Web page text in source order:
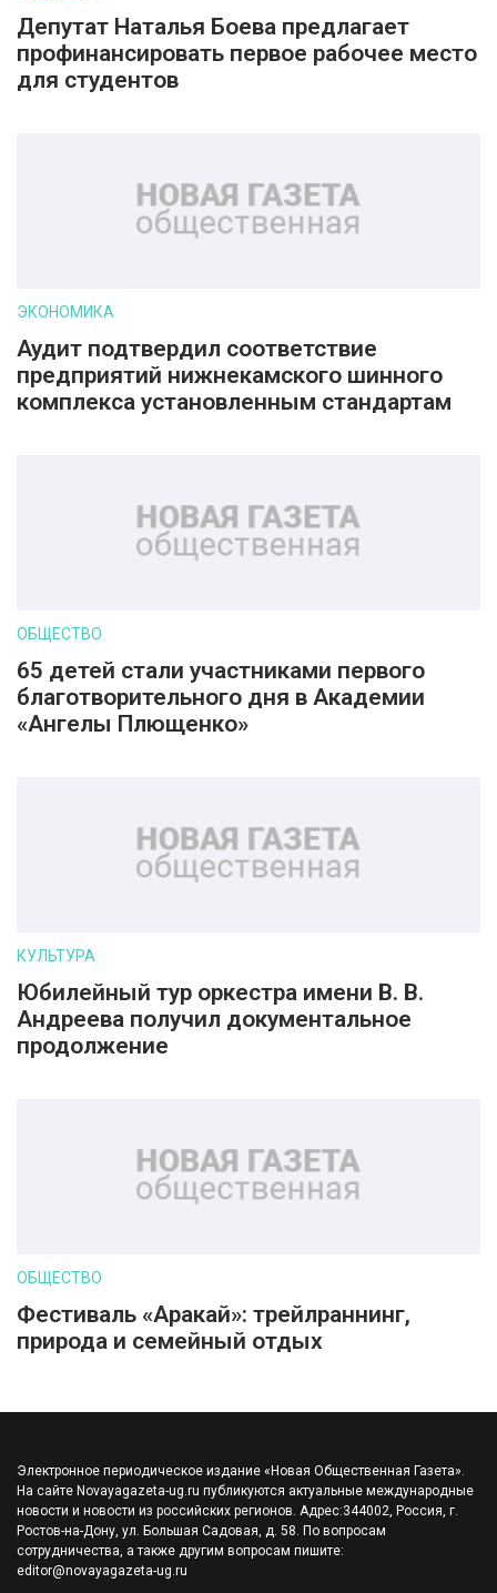
Депутат Наталья Боева предлагает
профинансировать первое рабочее место
для студентов
ЭКОНОМИКА
Аудит подтвердил соответствие
предприятий нижнекамского шинного
комплекса установленным стандартам
ОБЩЕСТВО
65 детей стали участниками первого
благотворительного дня в Академии
«Ангелы Плющенко»
КУЛЬТУРА
Юбилейный тур оркестра имени В. В.
Андреева получил документальное
продолжение
ОБЩЕСТВО
Фестиваль «Аракай»: трейлраннинг,
природа и семейный отдых
Электронное периодическое издание «Новая Общественная Газета».
На сайте Novayagazeta-ug.ru публикуются актуальные международные
новости и новости из российских регионов. Адрес:344002, Россия, г.
Ростов-на-Дону, ул. Большая Садовая, д. 58. По вопросам
сотрудничества, а также другим вопросам пишите:
editor@novayagazeta-ug.ru